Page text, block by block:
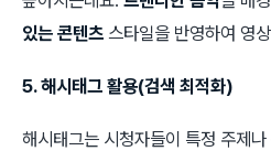
있는 콘텐츠 스타일을 반영하여 영
5. 해시태그 활용(검색 최적화)
해시태그는 시청자들이 특정 주제